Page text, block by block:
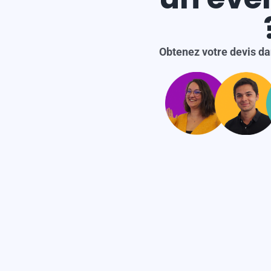
Obtenez votre devis